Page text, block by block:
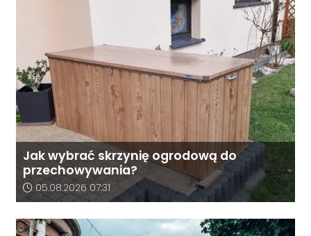
Jak wybrać skrzynię ogrodową do
przechowywania?
Data dodania artykułu:
05.08.2026 07:31